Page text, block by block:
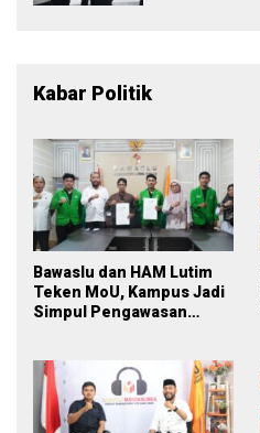
Kabar Politik
Bawaslu dan HAM Lutim
Teken MoU, Kampus Jadi
Simpul Pengawasan